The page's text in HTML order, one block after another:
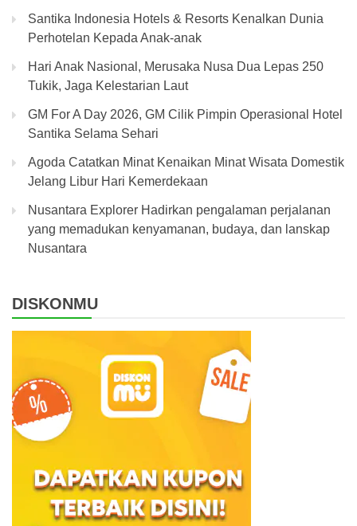
Santika Indonesia Hotels & Resorts Kenalkan Dunia
Perhotelan Kepada Anak-anak
Hari Anak Nasional, Merusaka Nusa Dua Lepas 250
Tukik, Jaga Kelestarian Laut
GM For A Day 2026, GM Cilik Pimpin Operasional Hotel
Santika Selama Sehari
Agoda Catatkan Minat Kenaikan Minat Wisata Domestik
Jelang Libur Hari Kemerdekaan
Nusantara Explorer Hadirkan pengalaman perjalanan
yang memadukan kenyamanan, budaya, dan lanskap
Nusantara
DISKONMU